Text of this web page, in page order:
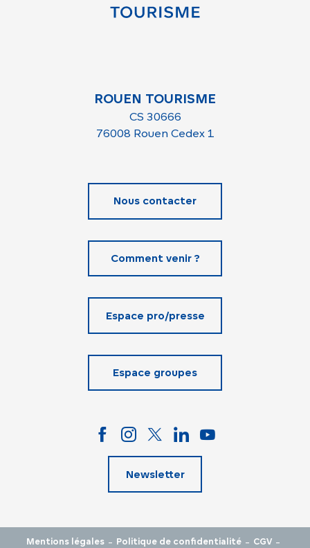
ROUEN TOURISME
CS 30666
76008 Rouen Cedex 1
Nous contacter
Comment venir ?
Espace pro/presse
Espace groupes
Newsletter
Mentions légales - Politique de confidentialité - CGV -